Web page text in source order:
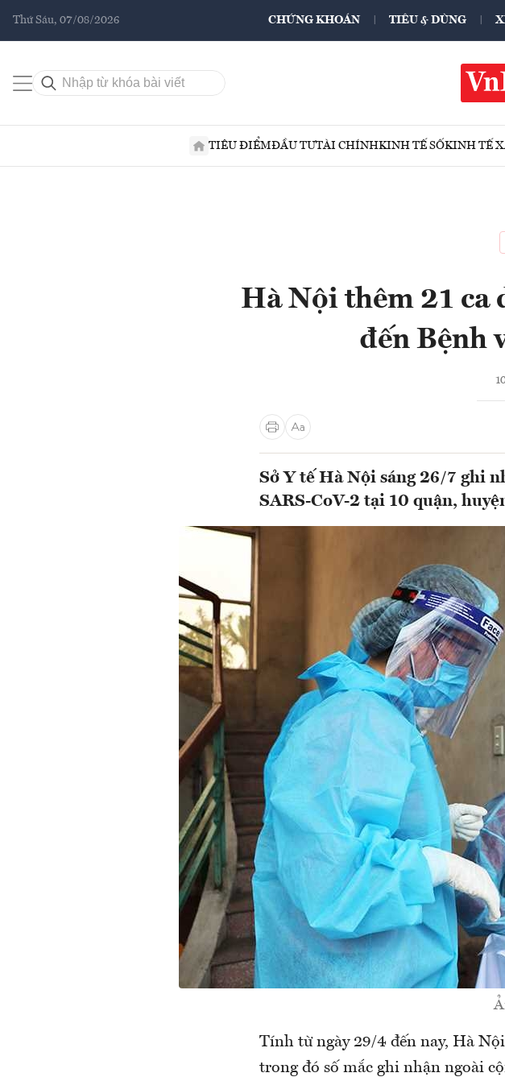
Thứ Sáu, 07/08/2026 CHỨNG KHOÁN TIÊU & DÙNG
TIÊU ĐIỂMĐẦU TƯTÀI CHÍNHKINH TẾ SỐKINH TẾ
Hà Nội thêm 21 ca
đến Bệnh
Sở Y tế Hà Nội sáng 26/7 ghi
SARS-CoV-2 tại 10 quận,
Tính từ ngày 29/4 đến nay, Hà
trong đó số mắc ghi nhận ngoài